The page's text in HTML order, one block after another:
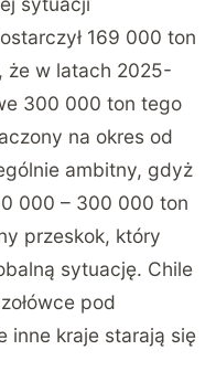
169 000 ton
że w latach 2025-
300 000 ton tego
na okres od
ambitny, gdyż
000 – 300 000 ton
przeskok, który
sytuację. Chile
pod
inne kraje starają się